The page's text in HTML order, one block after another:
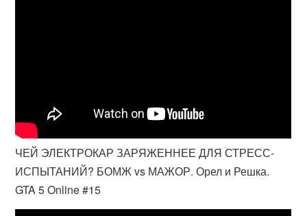
ЧЕЙ ЭЛЕКТРОКАР ЗАРЯЖЕННЕЕ ДЛЯ СТРЕСС-
ИСПЫТАНИЙ? БОМЖ vs МАЖОР. Орел и Решка.
GTA 5 Online #15